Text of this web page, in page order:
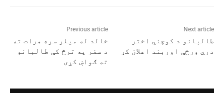
Previous article
خالد له میلر سره هرات ته
د سفر په ترڅ کې طالبانو
ته ګواښ کړی
Next article
طالبانو د کوچني اختر
درې ورځې اوربند اعلان کړ